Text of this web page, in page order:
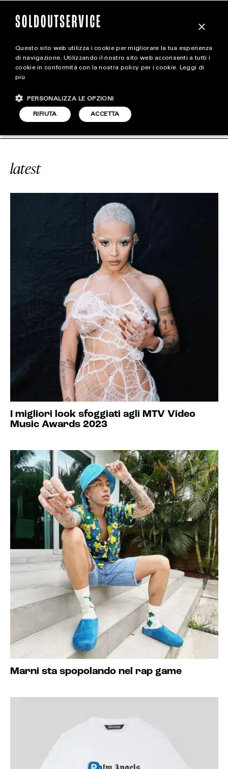
magazine
STYLE
FOOTWEAR
#GUNNA SOLDOUTSERVICE
latest
I migliori look sfoggiati agli MTV Video
Music Awards 2023
Marni sta spopolando nel rap game
×
Questo sito web utilizza i cookie per migliorare la tua esperienza
di navigazione. Utilizzando il nostro sito web acconsenti a tutti i
cookie in conformità con la nostra policy per i cookie. Leggi di
più
ACCETTA
RIFIUTA
PERSONALIZZA LE OPZIONI